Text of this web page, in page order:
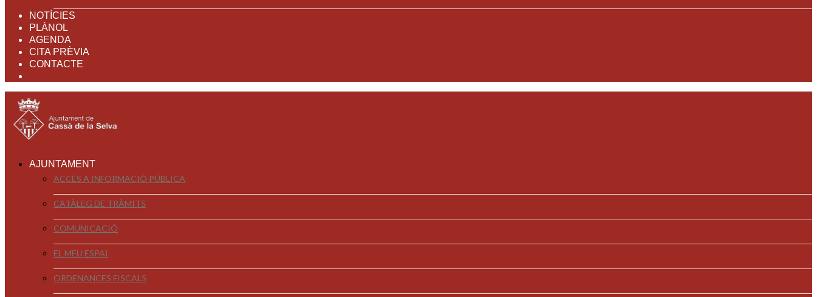
NOTÍCIES
PLÀNOL
AGENDA
CITA PRÈVIA
CONTACTE
AJUNTAMENT
ACCÉS A INFORMACIÓ PÚBLICA
CATÀLEG DE TRÀMITS
COMUNICACIÓ
EL MEU ESPAI
ORDENANCES FISCALS